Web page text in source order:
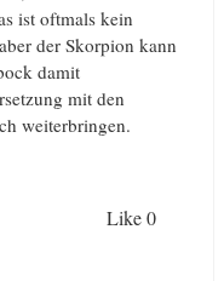
ist oftmals kein
der Skorpion kann
damit
mit den
weiterbringen.
Like0